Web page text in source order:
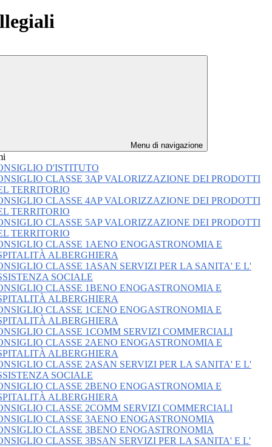
Menu di navigazione
D'ISTITUTO
CLASSE 3AP VALORIZZAZIONE DEI PRODOTTI
TERRITORIO
CLASSE 4AP VALORIZZAZIONE DEI PRODOTTI
TERRITORIO
CLASSE 5AP VALORIZZAZIONE DEI PRODOTTI
TERRITORIO
CLASSE 1AENO ENOGASTRONOMIA E
ALBERGHIERA
CLASSE 1ASAN SERVIZI PER LA SANITA' E L'
SOCIALE
CLASSE 1BENO ENOGASTRONOMIA E
ALBERGHIERA
CLASSE 1CENO ENOGASTRONOMIA E
ALBERGHIERA
CLASSE 1COMM SERVIZI COMMERCIALI
CLASSE 2AENO ENOGASTRONOMIA E
ALBERGHIERA
CLASSE 2ASAN SERVIZI PER LA SANITA' E L'
SOCIALE
CLASSE 2BENO ENOGASTRONOMIA E
ALBERGHIERA
CLASSE 2COMM SERVIZI COMMERCIALI
CLASSE 3AENO ENOGASTRONOMIA
CLASSE 3BENO ENOGASTRONOMIA
CLASSE 3BSAN SERVIZI PER LA SANITA' E L'